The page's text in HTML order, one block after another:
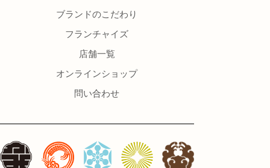
ブランドのこだわり
フランチャイズ
店舗一覧
オンラインショップ
問い合わせ